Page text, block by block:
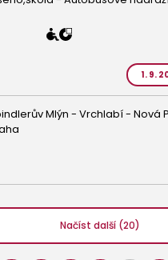
1. 9.
Mlýn - Vrchlabí - Nová
Načíst další (20)